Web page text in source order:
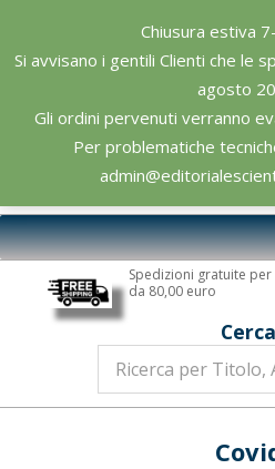
Chiusura estiva
Si avvisano i gentili Clienti che le
agosto
Gli ordini pervenuti verranno
Per problematiche
content
Editoriale
Scientifica
Primary
Navigation
Spedizioni gratuite
da 80,00 euro
Cerca